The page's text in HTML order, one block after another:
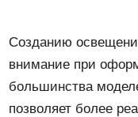
Созданию
внимание при
большинства
позволяет более